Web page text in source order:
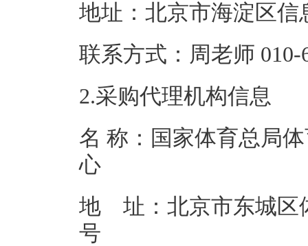
地址：北京市
联系方式：周老
2.采购代理机构信息
名 称：国家体育总局
地 址：北京市东城区